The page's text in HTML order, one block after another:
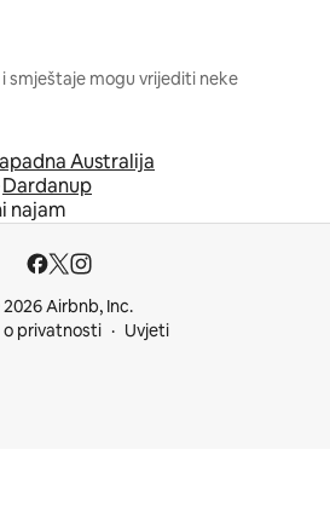
smještaje mogu vrijediti neke
Australija
Dardanup
najam
Airbnb, Inc.
o privatnosti
Uvjeti